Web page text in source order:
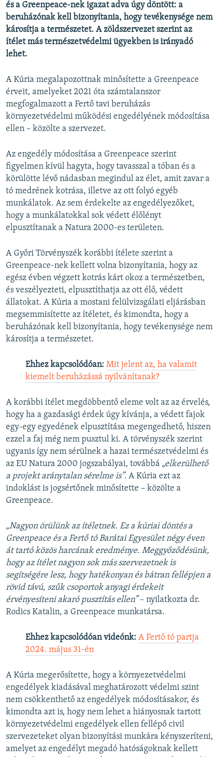
Valamennyi RFE/RL weboldal
és a Greenpeace-nek igazat adva úgy döntött: a
beruházónak kell bizonyítania, hogy tevékenysége nem
károsítja a természetet. A zöldszervezet szerint az
ítélet más természetvédelmi ügyekben is irányadó
lehet.
A Kúria megalapozottnak minősítette a Greenpeace
érveit, amelyeket 2021 óta számtalanszor
megfogalmazott a Fertő tavi beruházás
környezetvédelmi működési engedélyének módosítása
ellen – közölte a szervezet.
Az engedély módosítása a Greenpeace szerint
figyelmen kívül hagyta, hogy tavasszal a tóban és a
körülötte lévő nádasban megindul az élet, amit zavar a
tó medrének kotrása, illetve az ott folyó egyéb
munkálatok. Az sem érdekelte az engedélyezőket,
hogy a munkálatokkal sok védett élőlényt
elpusztítanak a Natura 2000-es területen.
A Győri Törvényszék korábbi ítélete szerint a
Greenpeace-nek kellett volna bizonyítania, hogy az
egész évben végzett kotrás kárt okoz a természetben,
és veszélyezteti, elpusztíthatja az ott élő, védett
állatokat. A Kúria a mostani felülvizsgálati eljárásban
megsemmisítette az ítéletet, és kimondta, hogy a
beruházónak kell bizonyítania, hogy tevékenysége nem
károsítja a természetet.
Ehhez kapcsolódóan: Mit jelent az, ha valamit
kiemelt beruházássá nyilvánítanak?
A korábbi ítélet megdöbbentő eleme volt az az érvelés,
hogy ha a gazdasági érdek úgy kívánja, a védett fajok
egy-egy egyedének elpusztítása megengedhető, hiszen
ezzel a faj még nem pusztul ki. A törvényszék szerint
ugyanis így nem sérülnek a hazai természetvédelmi és
az EU Natura 2000 jogszabályai, továbbá „elkerülhető
a projekt aránytalan sérelme is”. A Kúria ezt az
indoklást is jogsértőnek minősítette – közölte a
Greenpeace.
„Nagyon örülünk az ítéletnek. Ez a kúriai döntés a
Greenpeace és a Fertő tó Barátai Egyesület négy éven
át tartó közös harcának eredménye. Meggyőződésünk,
hogy az ítélet nagyon sok más szervezetnek is
segítségére lesz, hogy hatékonyan és bátran fellépjen a
rövid távú, szűk csoportok anyagi érdekeit
érvényesíteni akaró pusztítás ellen”– nyilatkozta dr.
Rodics Katalin, a Greenpeace munkatársa.
Ehhez kapcsolódóan videónk: A Fertő tó partja
2024. május 31-én
A Kúria megerősítette, hogy a környezetvédelmi
engedélyek kiadásával meghatározott védelmi szint
nem csökkenthető az engedélyek módosításakor, és
kimondta azt is, hogy nem lehet a hiányosnak tartott
környezetvédelmi engedélyek ellen fellépő civil
szervezeteket olyan bizonyítási munkára kényszeríteni,
amelyet az engedélyt megadó hatóságoknak kellett